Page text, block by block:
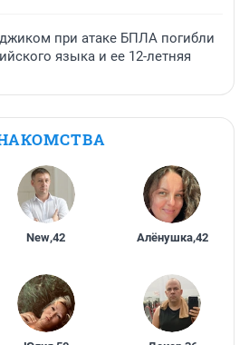
при атаке БПЛА погибли
языка и ее 12-летняя
New,42 Алёнушка,42